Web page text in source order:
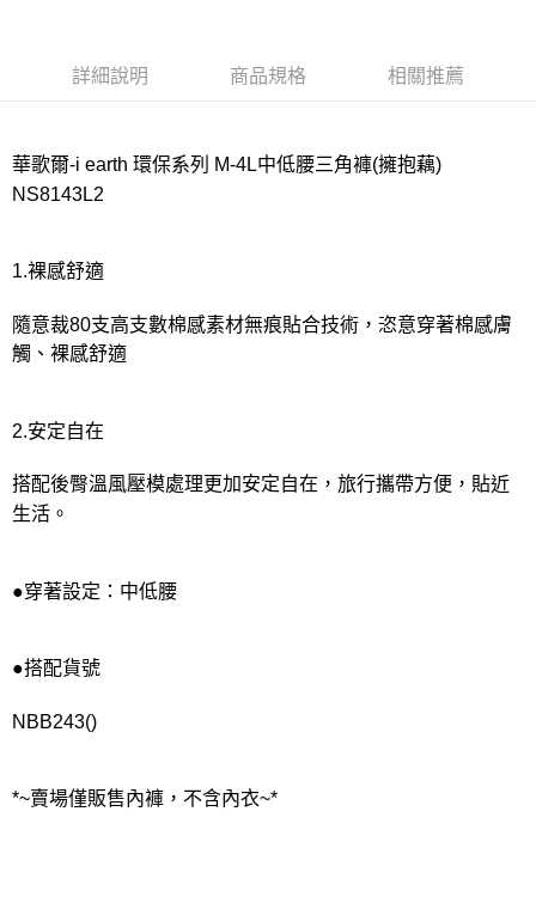
詳細說明 商品規格 相關推薦
華歌爾-i earth 環保系列 M-4L中低腰三角褲(擁抱藕)
NS8143L2
1.裸感舒適
隨意裁80支高支數棉感素材無痕貼合技術，恣意穿著棉感膚
觸、裸感舒適
2.安定自在
搭配後臀溫風壓模處理更加安定自在，旅行攜帶方便，貼近
生活。
●穿著設定：中低腰
●搭配貨號
NBB243()
*~賣場僅販售內褲，不含內衣~*